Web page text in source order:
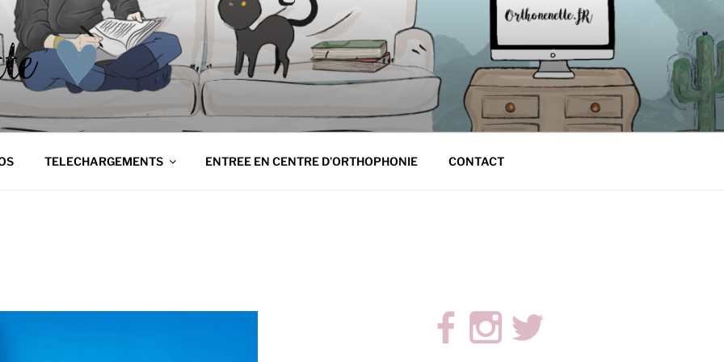
TELECHARGEMENTS ENTREE EN CENTRE D’ORTHOPHONIE CONTACT